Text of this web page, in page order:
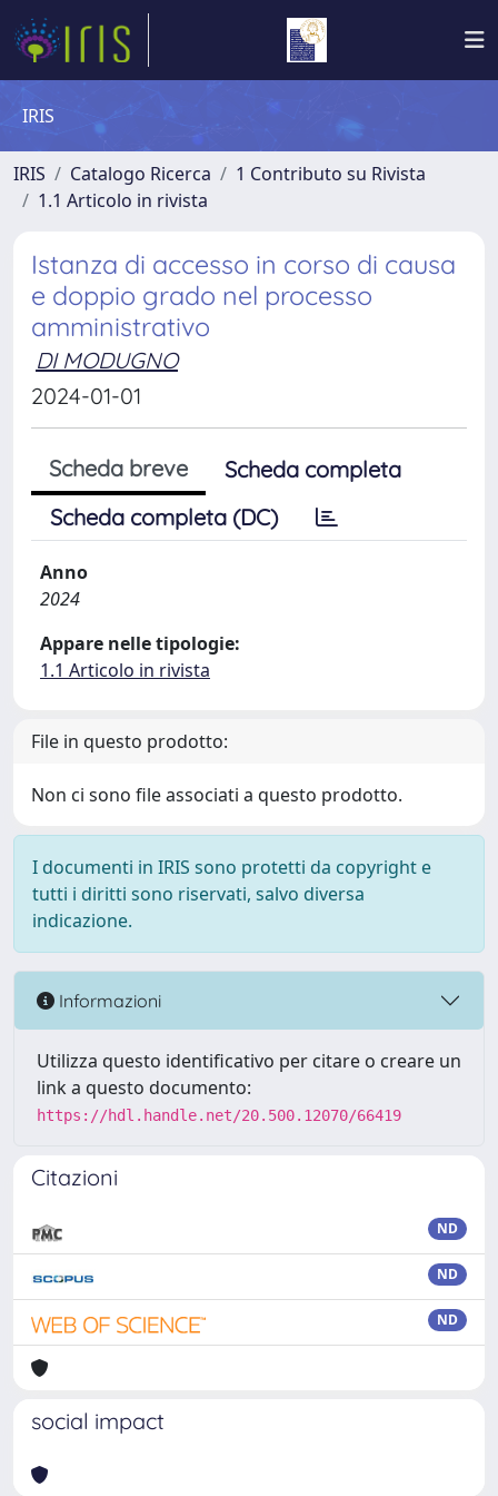
IRIS
IRIS Catalogo Ricerca
1 Contributo su Rivista
1.1 Articolo in rivista
Istanza di accesso in corso di causa
e doppio grado nel processo
amministrativo
DI MODUGNO
2024-01-01
Scheda breve
Scheda completa
Scheda completa (DC)
Anno
2024
Appare nelle tipologie:
1.1 Articolo in rivista
File in questo prodotto:
Non ci sono file associati a questo prodotto.
I documenti in IRIS sono protetti da copyright e
tutti i diritti sono riservati, salvo diversa
indicazione.
Informazioni
Utilizza questo identificativo per citare o creare un
link a questo documento:
https://hdl.handle.net/20.500.12070/66419
Citazioni
ND
ND
ND
social impact